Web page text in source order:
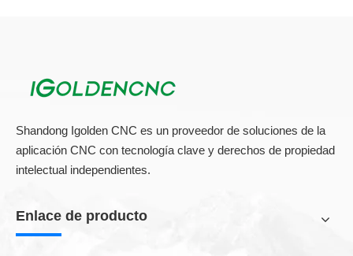
Shandong Igolden CNC es un proveedor de soluciones de la
aplicación CNC con tecnología clave y derechos de propiedad
intelectual independientes.
Enlace de producto